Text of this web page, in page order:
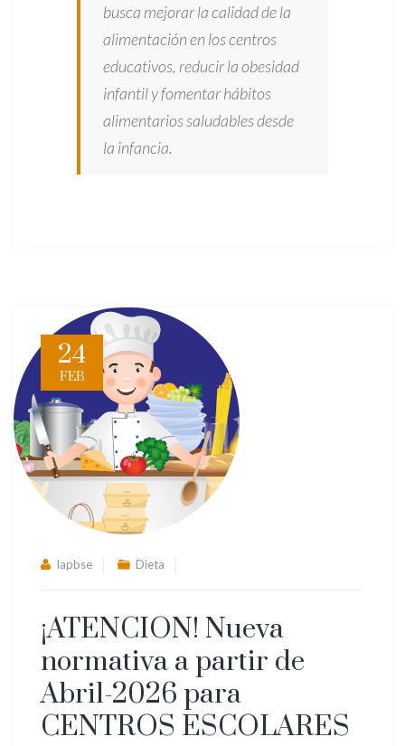
busca mejorar la calidad de la
alimentación en los centros
educativos, reducir la obesidad
infantil y fomentar hábitos
alimentarios saludables desde
la infancia.
24
FEB
lapbse Dieta
¡ATENCION! Nueva
normativa a partir de
Abril-2026 para
CENTROS ESCOLARES